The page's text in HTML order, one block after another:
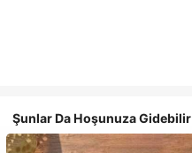
Şunlar Da Hoşunuza Gidebilir